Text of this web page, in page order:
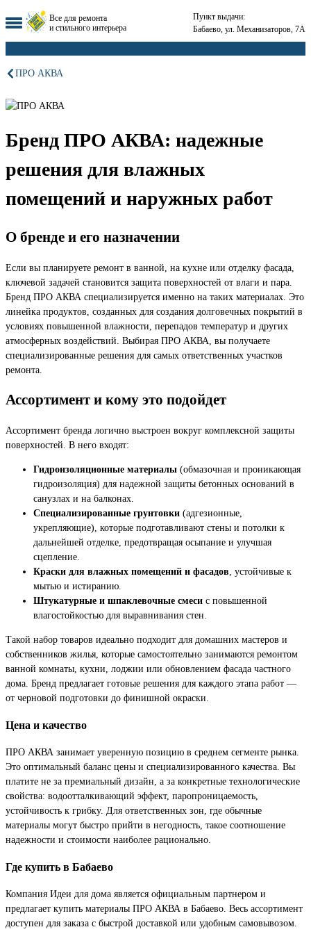
Все для ремонта
и стильного интерьера
Пункт выдачи:
Бабаево, ул. Механизаторов, 7А
ПРО АКВА
Бренд ПРО АКВА: надежные
решения для влажных
помещений и наружных работ
О бренде и его назначении
Если вы планируете ремонт в ванной, на кухне или отделку фасада,
ключевой задачей становится защита поверхностей от влаги и пара.
Бренд ПРО АКВА специализируется именно на таких материалах. Это
линейка продуктов, созданных для создания долговечных покрытий в
условиях повышенной влажности, перепадов температур и других
атмосферных воздействий. Выбирая ПРО АКВА, вы получаете
специализированные решения для самых ответственных участков
ремонта.
Ассортимент и кому это подойдет
Ассортимент бренда логично выстроен вокруг комплексной защиты
поверхностей. В него входят:
Гидроизоляционные материалы (обмазочная и проникающая
гидроизоляция) для надежной защиты бетонных оснований в
санузлах и на балконах.
Специализированные грунтовки (адгезионные,
укрепляющие), которые подготавливают стены и потолки к
дальнейшей отделке, предотвращая осыпание и улучшая
сцепление.
Краски для влажных помещений и фасадов , устойчивые к
мытью и истиранию.
Штукатурные и шпаклевочные смеси с повышенной
влагостойкостью для выравнивания стен.
Такой набор товаров идеально подходит для домашних мастеров и
собственников жилья, которые самостоятельно занимаются ремонтом
ванной комнаты, кухни, лоджии или обновлением фасада частного
дома. Бренд предлагает готовые решения для каждого этапа работ —
от черновой подготовки до финишной окраски.
Цена и качество
ПРО АКВА занимает уверенную позицию в среднем сегменте рынка.
Это оптимальный баланс цены и специализированного качества. Вы
платите не за премиальный дизайн, а за конкретные технологические
свойства: водоотталкивающий эффект, паропроницаемость,
устойчивость к грибку. Для ответственных зон, где обычные
материалы могут быстро прийти в негодность, такое соотношение
надежности и стоимости наиболее рационально.
Где купить в Бабаево
Компания Идеи для дома является официальным партнером и
предлагает купить материалы ПРО АКВА в Бабаево. Весь ассортимент
доступен для заказа с быстрой доставкой или удобным самовывозом.